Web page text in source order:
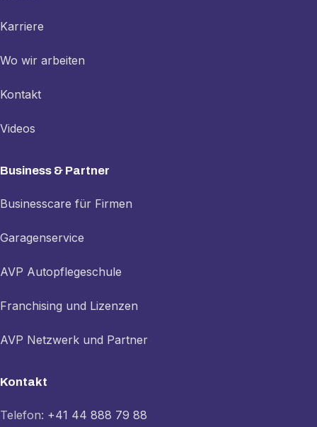
Karriere
Wo wir arbeiten
Kontakt
Videos
Business & Partner
Businesscare für Firmen
Garagenservice
AVP Autopflegeschule
Franchising und Lizenzen
AVP Netzwerk und Partner
Kontakt
Telefon: +41 44 888 79 88